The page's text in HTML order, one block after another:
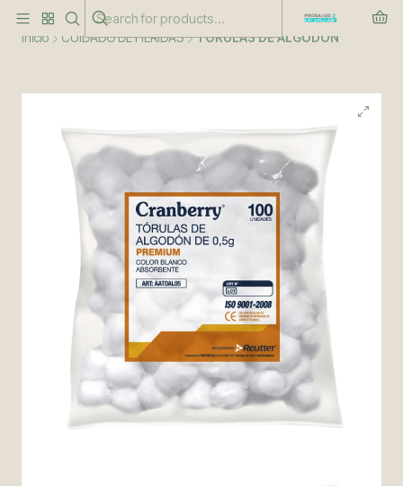
Inicio CUIDADO DE HERIDAS TORULAS DE ALGODÓN